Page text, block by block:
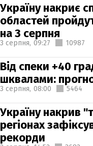
Україну накриє
областей
на 3 серпня
3 серпня, 09:27 10987
Від спеки +40
шквалами:
3 серпня, 08:00 5464
Україну накрив
регіонах
рекорди